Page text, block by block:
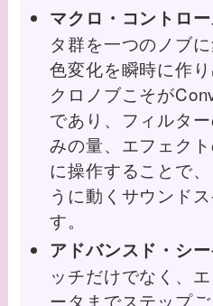
マクロ・コントロ
タ群を一つのノブ
色変化を瞬時に作
クロノブこそが
であり、フィルタ
みの量、エフェク
に操作することで
うに動くサウンド
す。
アドバンスド・シ
ッチだけでなく、
ータまでステップ